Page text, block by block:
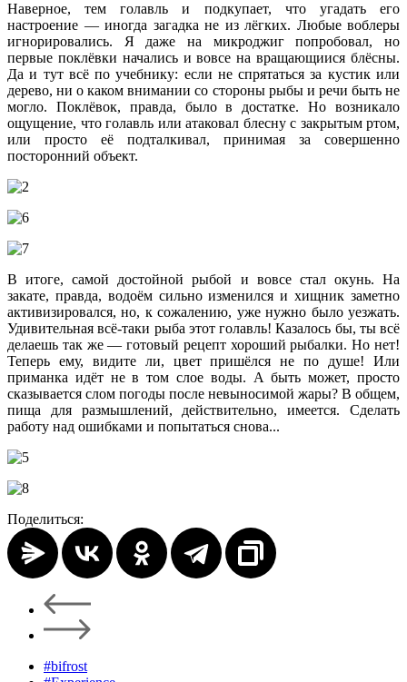
Наверное, тем голавль и подкупает, что угадать его
настроение — иногда загадка не из лёгких. Любые воблеры
игнорировались. Я даже на микроджиг попробовал, но
первые поклёвки начались и вовсе на вращающиися блёсны.
Да и тут всё по учебнику: если не спрятаться за кустик или
дерево, ни о каком внимании со стороны рыбы и речи быть не
могло. Поклёвок, правда, было в достатке. Но возникало
ощущение, что голавль или атаковал блесну с закрытым ртом,
или просто её подталкивал, принимая за совершенно
посторонний объект.
В итоге, самой достойной рыбой и вовсе стал окунь. На
закате, правда, водоём сильно изменился и хищник заметно
активизировался, но, к сожалению, уже нужно было уезжать.
Удивительная всё-таки рыба этот голавль! Казалось бы, ты всё
делаешь так же — готовый рецепт хороший рыбалки. Но нет!
Теперь ему, видите ли, цвет пришёлся не по душе! Или
приманка идёт не в том слое воды. А быть может, просто
сказывается слом погоды после невыносимой жары? В общем,
пища для размышлений, действительно, имеется. Сделать
работу над ошибками и попытаться снова...
Поделиться:
#bifrost